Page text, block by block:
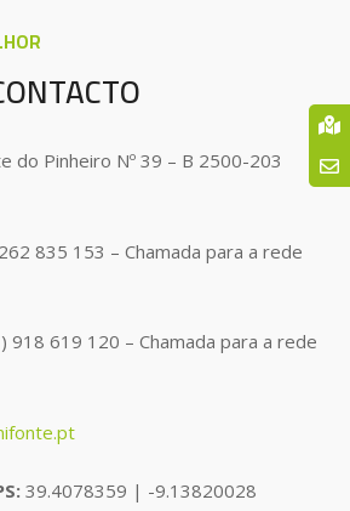
do Pinheiro Nº 39 – B 2500-203
835 153 – Chamada para a rede
918 619 120 – Chamada para a rede
39.4078359 | -9.13820028